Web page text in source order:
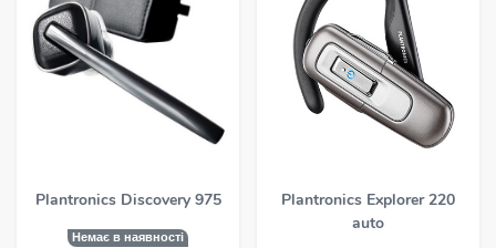
Plantronics Discovery 975
Немає в наявності
Plantronics Explorer 220
auto